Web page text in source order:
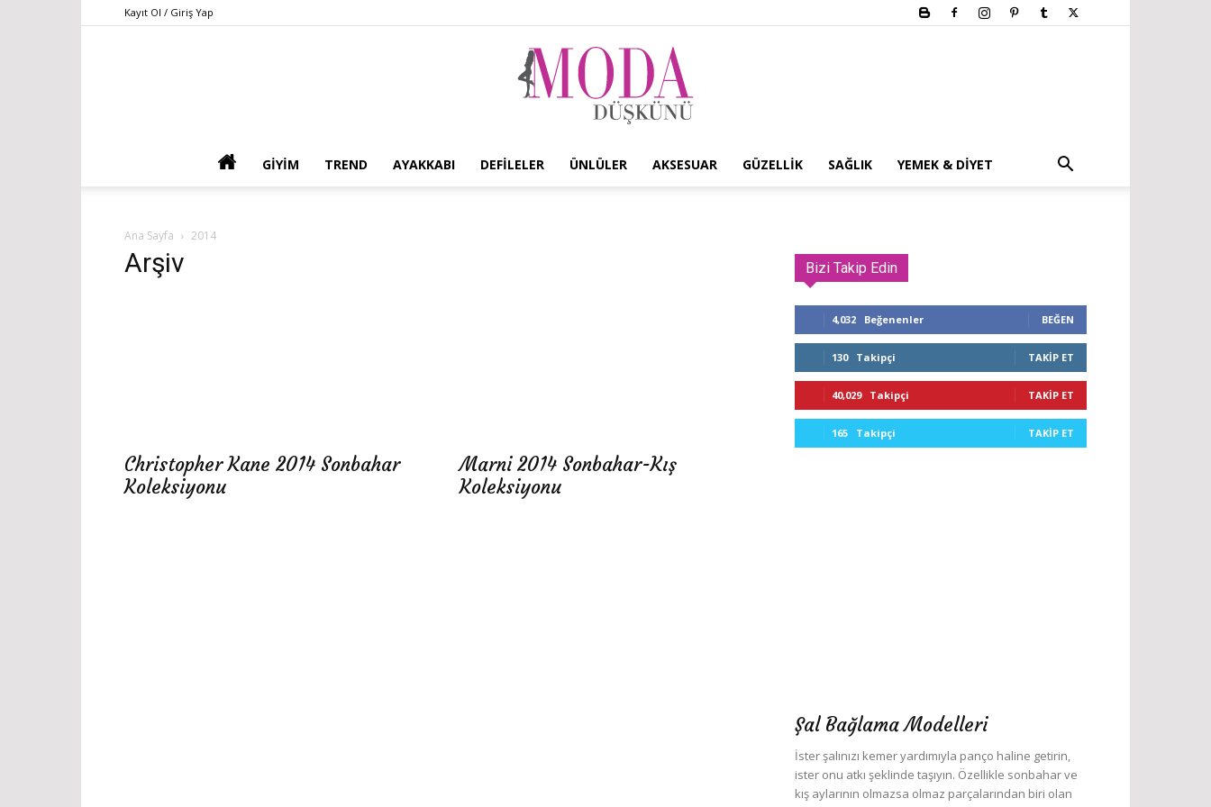
Kayıt Ol / Giriş Yap
GIYIM TREND AYAKKABI DEFILELER ÜNLÜLER AKSESUAR GÜZELLIK SAĞLIK YEMEK & DIYET
Ana Sayfa 2014
Arşiv
Christopher Kane 2014 Sonbahar
Koleksiyonu
Marni 2014 Sonbahar-Kış
Koleksiyonu
Bizi Takip Edin
4,032 Beğenenler BEĞEN
130 Takipçi TAKIP ET
40,029 Takipçi TAKIP ET
165 Takipçi TAKIP ET
Şal Bağlama Modelleri
İster şalınızı kemer yardımıyla panço haline getirin,
ister onu atkı şeklinde taşıyın. Özellikle sonbahar ve
kış aylarının olmazsa olmaz parçalarından biri olan